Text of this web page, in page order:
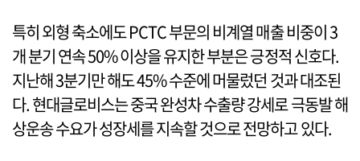
특히 외형 축소에도 PCTC 부문의 비계열 매출 비중이 3
개 분기 연속 50% 이상을 유지한 부분은 긍정적 신호다.
지난해 3분기만 해도 45% 수준에 머물렀던 것과 대조된
다. 현대글로비스는 중국 완성차 수출량 강세로 극동발 해
상운송 수요가 성장세를 지속할 것으로 전망하고 있다.